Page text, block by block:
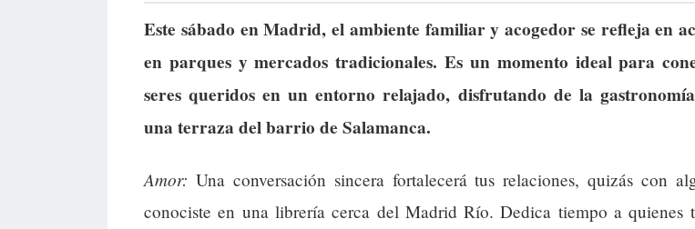
Este sábado en Madrid, el ambiente familiar y acogedor se refleja en
en parques y mercados tradicionales. Es un momento ideal para
seres queridos en un entorno relajado, disfrutando de la
una terraza del barrio de Salamanca.
Amor: Una conversación sincera fortalecerá tus relaciones, quizás con
conociste en una librería cerca del Madrid Río. Dedica tiempo a quienes